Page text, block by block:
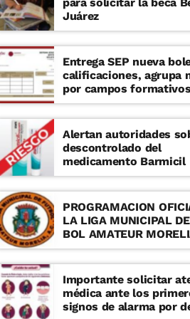
Juárez
Entrega SEP nueva
calificaciones, agrupa
por campos formativos
Alertan autoridades
descontrolado del
medicamento Barmicil
PROGRAMACION
LA LIGA MUNICIPAL
BOL AMATEUR
Importante solicitar
médica ante los
signos de alarma por